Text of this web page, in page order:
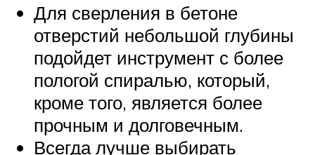
Для сверления в бетоне
отверстий небольшой глубины
подойдет инструмент с более
пологой спиралью, который,
кроме того, является более
прочным и долговечным.
Всегда лучше выбирать